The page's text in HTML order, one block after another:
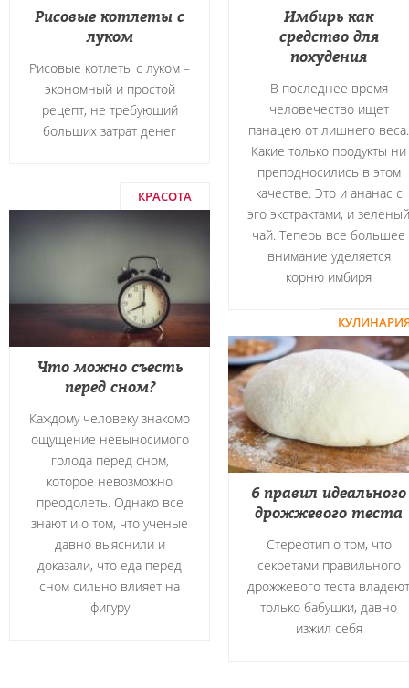
Рисовые котлеты с
луком
Рисовые котлеты с луком –
экономный и простой
рецепт, не требующий
больших затрат денег
Имбирь как
средство для
похудения
В последнее время
человечество ищет
панацею от лишнего веса.
Какие только продукты ни
преподносились в этом
качестве. Это и ананас с
эго экстрактами, и зеленый
чай. Теперь все большее
внимание уделяется
корню имбиря
КРАСОТА
Что можно съесть
перед сном?
Каждому человеку знакомо
ощущение невыносимого
голода перед сном,
которое невозможно
преодолеть. Однако все
знают и о том, что ученые
давно выяснили и
доказали, что еда перед
сном сильно влияет на
фигуру
6 правил идеального
дрожжевого теста
Стереотип о том, что
секретами правильного
дрожжевого теста владеют
только бабушки, давно
изжил себя